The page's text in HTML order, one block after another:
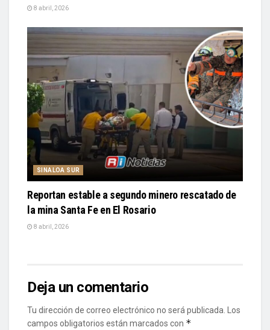
8 abril, 2026
SINALOA SUR
Reportan estable a segundo minero rescatado de
la mina Santa Fe en El Rosario
8 abril, 2026
Deja un comentario
Tu dirección de correo electrónico no será publicada. Los
campos obligatorios están marcados con *